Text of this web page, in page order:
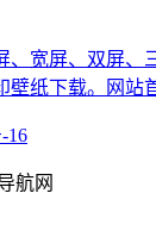
、宽屏、双屏、
壁纸下载。网站
16